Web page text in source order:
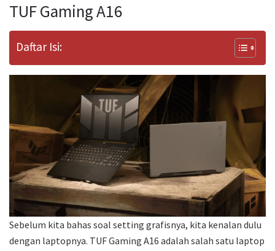
TUF Gaming A16
Daftar Isi:
Sebelum kita bahas soal setting grafisnya, kita kenalan dulu
dengan laptopnya. TUF Gaming A16 adalah salah satu laptop